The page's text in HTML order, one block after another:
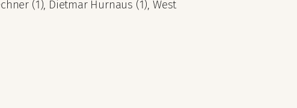
(1), Dietmar Hurnaus (1), West